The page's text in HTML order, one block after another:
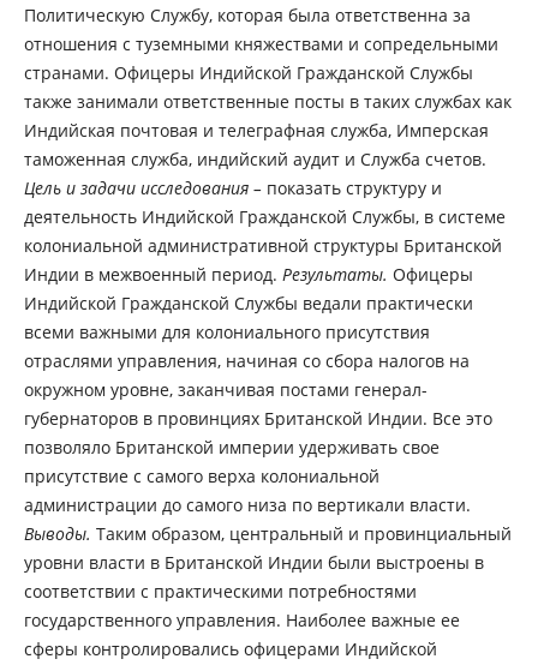
Политическую Службу, которая была ответственна за
отношения с туземными княжествами и сопредельными
странами. Офицеры Индийской Гражданской Службы
также занимали ответственные посты в таких службах как
Индийская почтовая и телеграфная служба, Имперская
таможенная служба, индийский аудит и Служба счетов.
Цель и задачи исследования – показать структуру и
деятельность Индийской Гражданской Службы, в системе
колониальной административной структуры Британской
Индии в межвоенный период. Результаты. Офицеры
Индийской Гражданской Службы ведали практически
всеми важными для колониального присутствия
отраслями управления, начиная со сбора налогов на
окружном уровне, заканчивая постами генерал-
губернаторов в провинциях Британской Индии. Все это
позволяло Британской империи удерживать свое
присутствие с самого верха колониальной
администрации до самого низа по вертикали власти.
Выводы. Таким образом, центральный и провинциальный
уровни власти в Британской Индии были выстроены в
соответствии с практическими потребностями
государственного управления. Наиболее важные ее
сферы контролировались офицерами Индийской